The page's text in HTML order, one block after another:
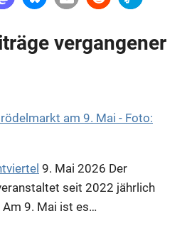
vergangener
9. Mai 2026 Der
seit 2022 jährlich
9. Mai ist es…